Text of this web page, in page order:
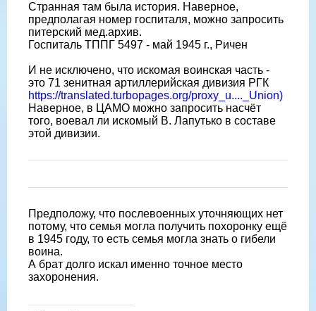
Странная там была история. Наверное,
предполагая номер госпиталя, можно запросить
питерский мед.архив.
Госпиталь ТППГ 5497 - май 1945 г., Ричен
И не исключено, что искомая воинская часть -
это 71 зенитная артиллерийская дивизия РГК
https://translated.turbopages.org/proxy_u...._Union)
Наверное, в ЦАМО можно запросить насчёт
того, воевал ли искомый В. Лапутько в составе
этой дивизии.
Предположу, что послевоенных уточняющих нет
потому, что семья могла получить похоронку ещë
в 1945 году, то есть семья могла знать о гибели
воина.
А брат долго искал именно точное место
захоронения.